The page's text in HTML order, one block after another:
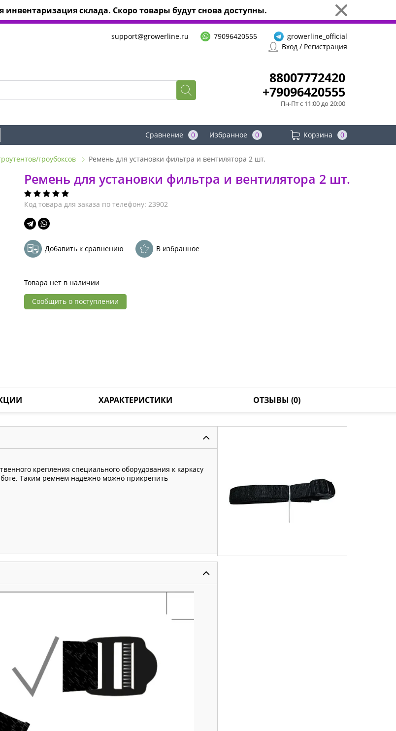
склада. Скоро товары будут снова доступны.
support@growerline.ru 79096420555
growerline_official
Вход / Регистрация
88007772420
+79096420555
Пн-Пт с 11:00 до 20:00
Корзина 0
Избранное 0
Сравнение 0
гроубоксов Ремень для установки фильтра и вентилятора 2 шт.
Ремень для установки фильтра и вентилятора 2 шт.
Код товара для заказа по телефону: 23902
Добавить к сравнению В избранное
Товара нет в наличии
Сообщить о поступлении
ХАРАКТЕРИСТИКИ ОТЗЫВЫ (0)
крепления специального оборудования к каркасу
Таким ремнём надёжно можно прикрепить